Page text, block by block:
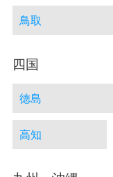
鳥取
四国
徳島
高知